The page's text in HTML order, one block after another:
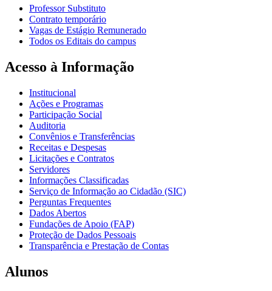
Professor Substituto
Contrato temporário
Vagas de Estágio Remunerado
Todos os Editais do campus
Acesso à Informação
Institucional
Ações e Programas
Participação Social
Auditoria
Convênios e Transferências
Receitas e Despesas
Licitações e Contratos
Servidores
Informações Classificadas
Serviço de Informação ao Cidadão (SIC)
Perguntas Frequentes
Dados Abertos
Fundações de Apoio (FAP)
Proteção de Dados Pessoais
Transparência e Prestação de Contas
Alunos